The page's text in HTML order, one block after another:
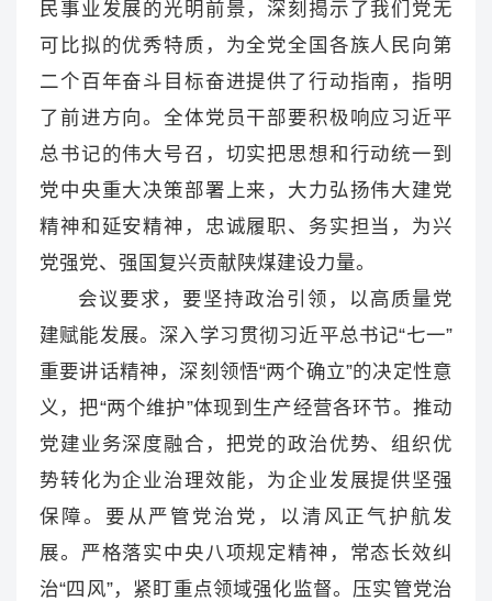
民事业发展的光明前景，深刻揭示了我们党无
可比拟的优秀特质，为全党全国各族人民向第
二个百年奋斗目标奋进提供了行动指南，指明
了前进方向。全体党员干部要积极响应习近平
总书记的伟大号召，切实把思想和行动统一到
党中央重大决策部署上来，大力弘扬伟大建党
精神和延安精神，忠诚履职、务实担当，为兴
党强党、强国复兴贡献陕煤建设力量。
会议要求，要坚持政治引领，以高质量党
建赋能发展。深入学习贯彻习近平总书记“七一”
重要讲话精神，深刻领悟“两个确立”的决定性意
义，把“两个维护”体现到生产经营各环节。推动
党建业务深度融合，把党的政治优势、组织优
势转化为企业治理效能，为企业发展提供坚强
保障。要从严管党治党，以清风正气护航发
展。严格落实中央八项规定精神，常态长效纠
治“四风”，紧盯重点领域强化监督。压实管党治